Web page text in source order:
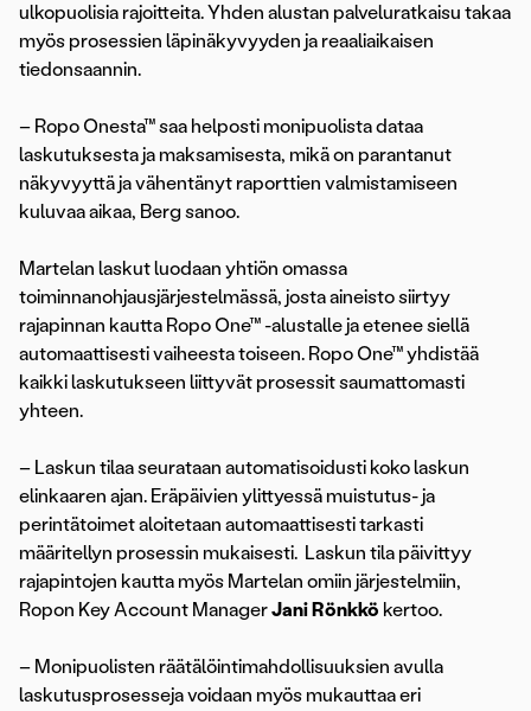
ulkopuolisia rajoitteita. Yhden alustan palveluratkaisu takaa
myös prosessien läpinäkyvyyden ja reaaliaikaisen
tiedonsaannin.
– Ropo Onesta™ saa helposti monipuolista dataa
laskutuksesta ja maksamisesta, mikä on parantanut
näkyvyyttä ja vähentänyt raporttien valmistamiseen
kuluvaa aikaa, Berg sanoo.
Martelan laskut luodaan yhtiön omassa
toiminnanohjausjärjestelmässä, josta aineisto siirtyy
rajapinnan kautta Ropo One™ -alustalle ja etenee siellä
automaattisesti vaiheesta toiseen. Ropo One™ yhdistää
kaikki laskutukseen liittyvät prosessit saumattomasti
yhteen.
– Laskun tilaa seurataan automatisoidusti koko laskun
elinkaaren ajan. Eräpäivien ylittyessä muistutus- ja
perintätoimet aloitetaan automaattisesti tarkasti
määritellyn prosessin mukaisesti. Laskun tila päivittyy
rajapintojen kautta myös Martelan omiin järjestelmiin,
Ropon Key Account ManagerJani Rönkkö kertoo.
– Monipuolisten räätälöintimahdollisuuksien avulla
laskutusprosesseja voidaan myös mukauttaa eri